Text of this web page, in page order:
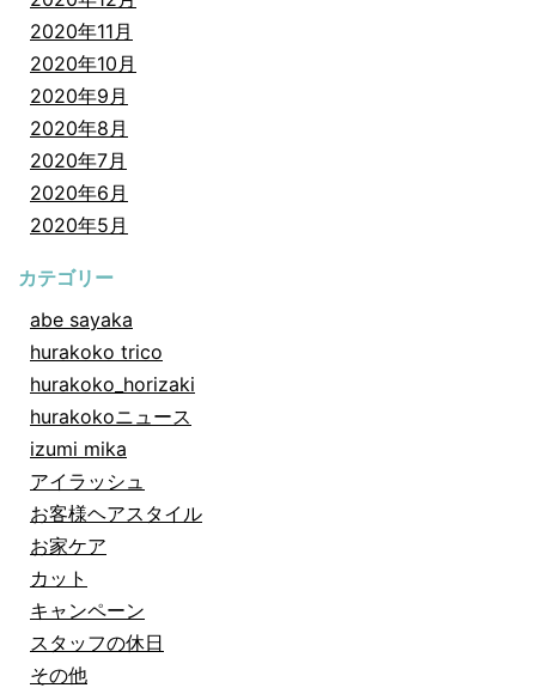
2020年11月
2020年10月
2020年9月
2020年8月
2020年7月
2020年6月
2020年5月
カテゴリー
abe sayaka
hurakoko trico
hurakoko_horizaki
hurakokoニュース
izumi mika
アイラッシュ
お客様ヘアスタイル
お家ケア
カット
キャンペーン
スタッフの休日
その他